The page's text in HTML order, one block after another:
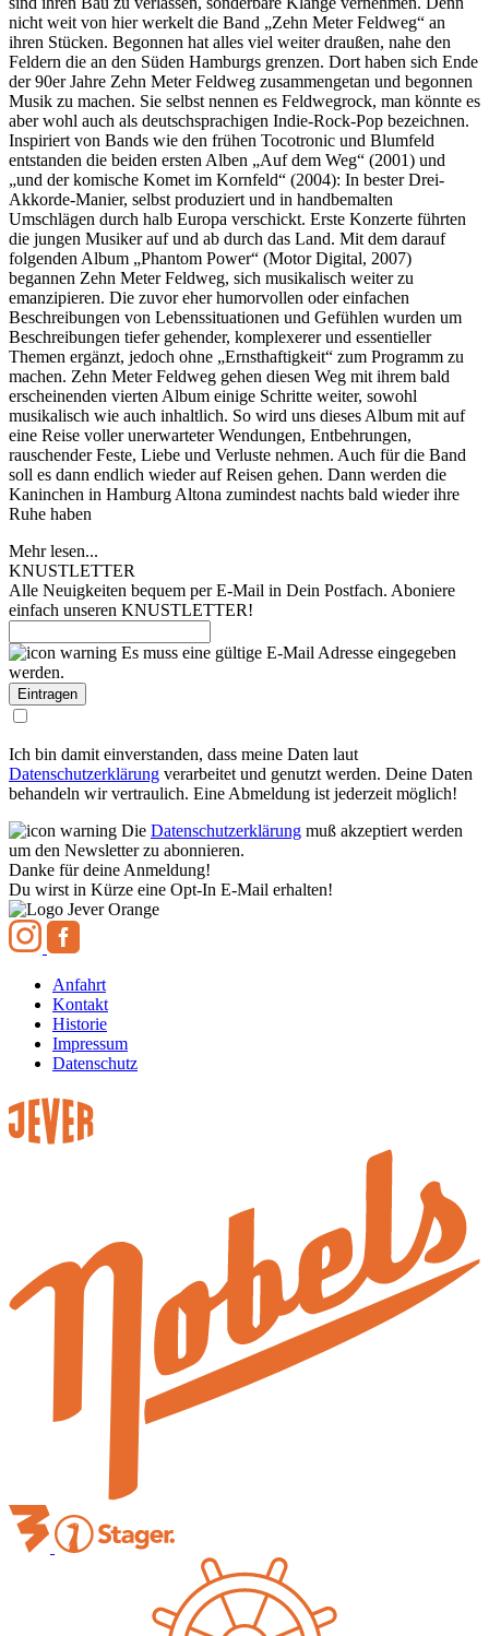
nicht weit von hier werkelt die Band „Zehn Meter Feldweg“ an
ihren Stücken. Begonnen hat alles viel weiter draußen, nahe den
Feldern die an den Süden Hamburgs grenzen. Dort haben sich Ende
der 90er Jahre Zehn Meter Feldweg zusammengetan und begonnen
Musik zu machen. Sie selbst nennen es Feldwegrock, man könnte es
aber wohl auch als deutschsprachigen Indie-Rock-Pop bezeichnen.
Inspiriert von Bands wie den frühen Tocotronic und Blumfeld
entstanden die beiden ersten Alben „Auf dem Weg“ (2001) und
„und der komische Komet im Kornfeld“ (2004): In bester Drei-
Akkorde-Manier, selbst produziert und in handbemalten
Umschlägen durch halb Europa verschickt. Erste Konzerte führten
die jungen Musiker auf und ab durch das Land. Mit dem darauf
folgenden Album „Phantom Power“ (Motor Digital, 2007)
begannen Zehn Meter Feldweg, sich musikalisch weiter zu
emanzipieren. Die zuvor eher humorvollen oder einfachen
Beschreibungen von Lebenssituationen und Gefühlen wurden um
Beschreibungen tiefer gehender, komplexerer und essentieller
Themen ergänzt, jedoch ohne „Ernsthaftigkeit“ zum Programm zu
machen. Zehn Meter Feldweg gehen diesen Weg mit ihrem bald
erscheinenden vierten Album einige Schritte weiter, sowohl
musikalisch wie auch inhaltlich. So wird uns dieses Album mit auf
eine Reise voller unerwarteter Wendungen, Entbehrungen,
rauschender Feste, Liebe und Verluste nehmen. Auch für die Band
soll es dann endlich wieder auf Reisen gehen. Dann werden die
Kaninchen in Hamburg Altona zumindest nachts bald wieder ihre
Ruhe haben
Mehr lesen...
KNUSTLETTER
Alle Neuigkeiten bequem per E-Mail in Dein Postfach. Aboniere
einfach unseren KNUSTLETTER!
Es muss eine gültige E-Mail Adresse eingegeben
werden.
Ich bin damit einverstanden, dass meine Daten laut
Datenschutzerklärung verarbeitet und genutzt werden. Deine Daten
behandeln wir vertraulich. Eine Abmeldung ist jederzeit möglich!
Die Datenschutzerklärung muß akzeptiert werden
um den Newsletter zu abonnieren.
Danke für deine Anmeldung!
Du wirst in Kürze eine Opt-In E-Mail erhalten!
Anfahrt
Kontakt
Historie
Impressum
Datenschutz